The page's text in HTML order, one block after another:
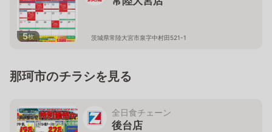
5枚 茨城県常陸大宮市泉字中村田521-1
那珂市のチラシを見る
全日食チェーン
後台店